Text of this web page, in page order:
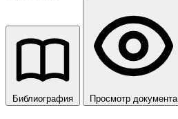
Библиография Просмотр документа